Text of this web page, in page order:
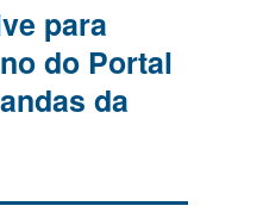
para
do Portal
da